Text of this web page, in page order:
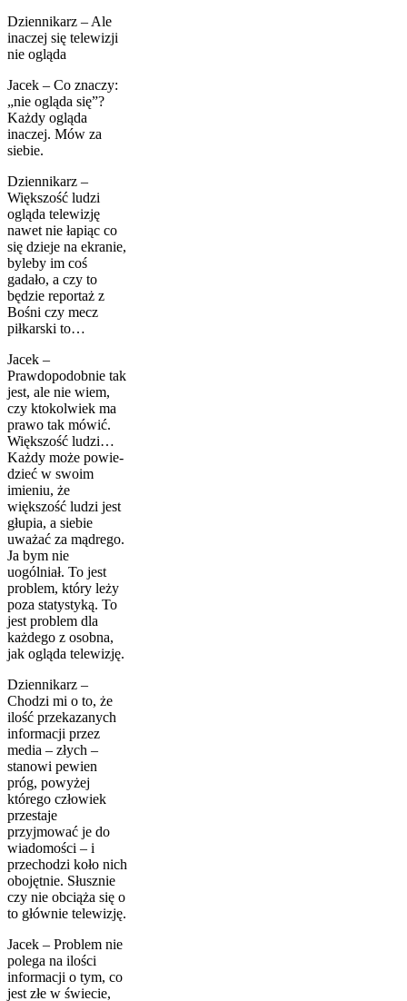
Dziennikarz – Ale
inaczej się telewizji
nie ogląda
Jacek – Co znaczy:
„nie ogląda się”?
Każdy ogląda
inaczej. Mów za
siebie.
Dziennikarz –
Większość ludzi
ogląda telewizję
nawet nie łapiąc co
się dzieje na ekranie,
byleby im coś
gadało, a czy to
będzie repor­taż z
Bośni czy mecz
piłkarski to…
Jacek –
Prawdopodobnie tak
jest, ale nie wiem,
czy ktokolwiek ma
prawo tak mówić.
Większość ludzi…
Każdy może powie­
dzieć w swoim
imieniu, że
większość ludzi jest
głupia, a sie­bie
uważać za mądrego.
Ja bym nie
uogólniał. To jest
pro­blem, który leży
poza statystyką. To
jest problem dla
każdego z osobna,
jak ogląda telewizję.
Dziennikarz –
Chodzi mi o to, że
ilość przekazanych
informacji przez
media – złych –
stanowi pewien
próg, powyżej
którego czło­wiek
przestaje
przyjmować je do
wiadomości – i
przechodzi koło nich
obojętnie. Słusznie
czy nie obciąża się o
to głównie telewizję.
Jacek – Problem nie
polega na ilości
informacji o tym, co
jest złe w świecie,